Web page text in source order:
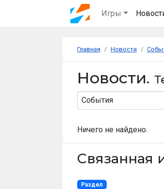
Игры
Главная Новости
Новости.
События
Ничего не найдено.
Связанная
Раздел